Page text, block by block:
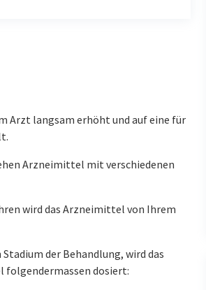
Arzt langsam erhöht und auf eine für
Arzneimittel mit verschiedenen
wird das Arzneimittel von Ihrem
der Behandlung, wird das
folgendermassen dosiert: